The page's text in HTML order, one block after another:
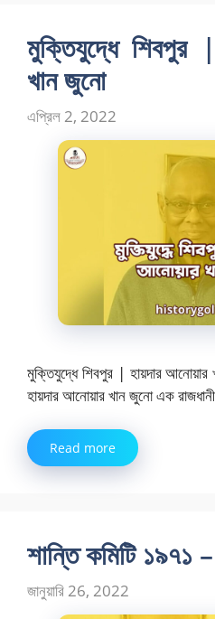
মুক্তিযুদ্ধে শিবপুর
খান জুনো
এপ্রিল 2, 2022
মুক্তিযুদ্ধে শিবপুর | হায়দার
হায়দার আনোয়ার খান জুনো এক
Read more
শান্তি কমিটি ১৯৭১
জানুয়ারি 26, 2022